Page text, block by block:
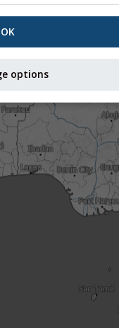
OK
options